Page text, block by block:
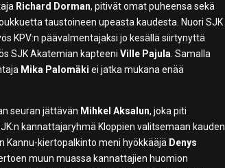
Richard Dorman, pitivät omat puheensa sekä
taustoineen upeasta kaudesta. Nuori SJK
KPV:n päävalmentajaksi jo kesällä siirtynyttä
SJK Akatemian kapteeniVille Pajula. Samalla
Mika Palomäki ei jatka mukana enää
seuran jättävän Mihkel Aksalun, joka piti
kannattajaryhmä Kloppien valitsemaan kauden
Kannu-kiertopalkinto meni hyökkääjä Denys
muun muassa kannattajien huomion